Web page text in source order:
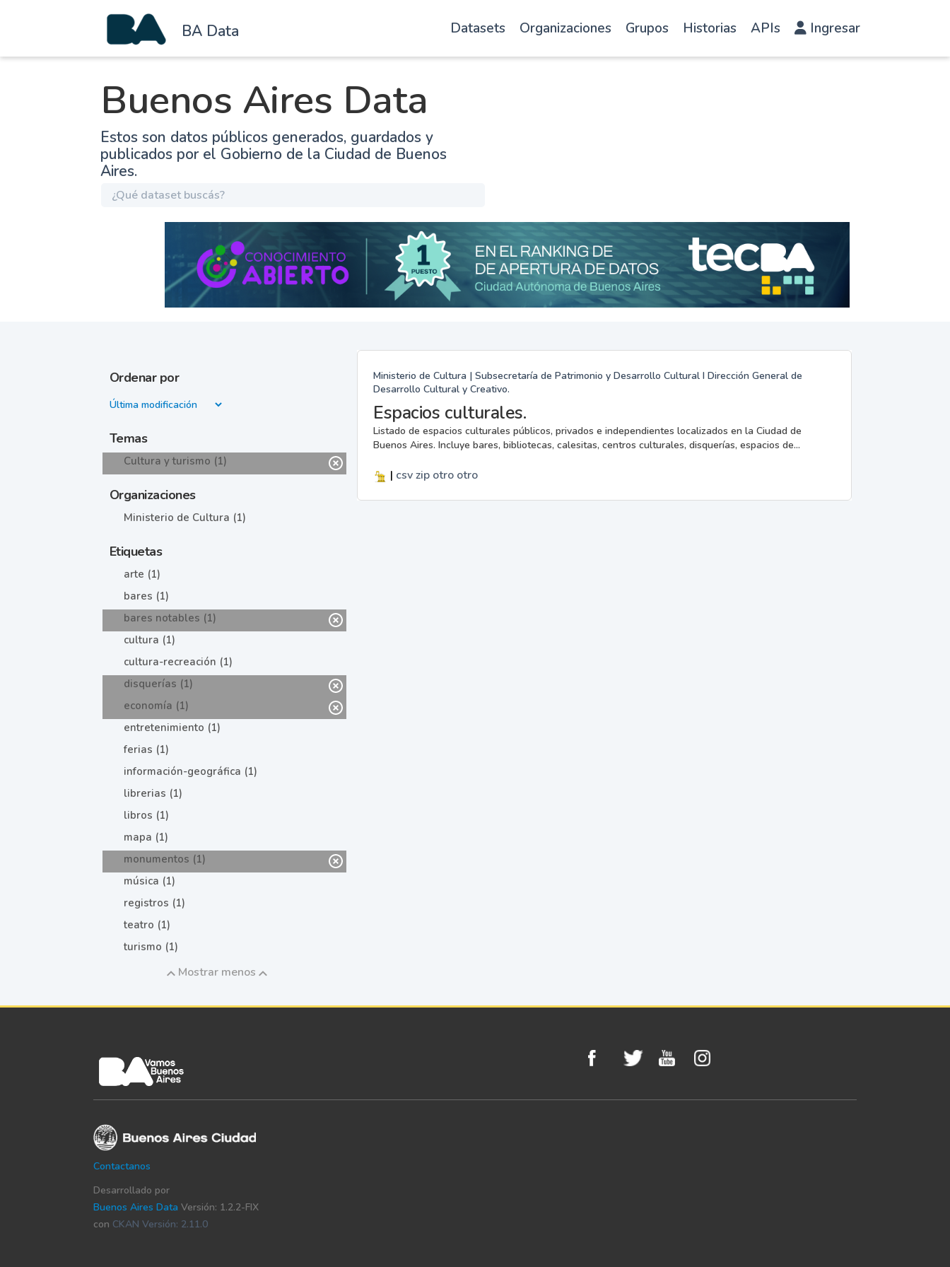
BA Data Datasets Organizaciones Grupos Historias APIs Ingresar
Buenos Aires Data
Estos son datos públicos generados, guardados y
publicados por el Gobierno de la Ciudad de Buenos
Aires.
Ordenar por
Temas
Cultura y turismo (1)
Organizaciones
Ministerio de Cultura (1)
Etiquetas
arte (1)
bares (1)
bares notables (1)
cultura (1)
cultura-recreación (1)
disquerías (1)
economía (1)
entretenimiento (1)
ferias (1)
información-geográfica (1)
librerias (1)
libros (1)
mapa (1)
monumentos (1)
música (1)
registros (1)
teatro (1)
turismo (1)
Mostrar menos
Ministerio de Cultura | Subsecretaría de Patrimonio y Desarrollo Cultural I Dirección General de
Desarrollo Cultural y Creativo.
Espacios culturales.
Listado de espacios culturales públicos, privados e independientes localizados en la Ciudad de
Buenos Aires. Incluye bares, bibliotecas, calesitas, centros culturales, disquerías, espacios de...
| csvzip otro otro
Contactanos
Desarrollado por
Buenos Aires Data Versión: 1.2.2-FIX
con CKAN Versión: 2.11.0